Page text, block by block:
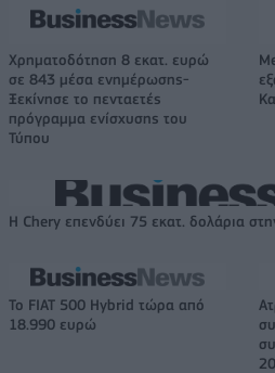
Χρηματοδότηση 8 εκατ. ευρώ
σε 843 μέσα ενημέρωσης-
Ξεκίνησε το πενταετές
πρόγραμμα ενίσχυσης του
Τύπου
Η Chery επενδύει 75 εκατ. δολάρια
Το FIAT 500 Hybrid τώρα από
18.990 ευρώ